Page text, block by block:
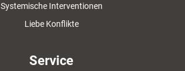
Systemische Interventionen
Liebe Konflikte
Service